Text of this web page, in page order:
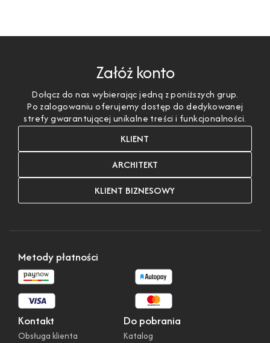
Załóż konto
Dołącz do nas wybierając jedną z poniższych grup.
Po zalogowaniu oferujemy dostęp do dedykowanej
strefy gwarantującej unikalne treści i funkcjonalności.
KLIENT
ARCHITEKT
KLIENT BIZNESOWY
Kontakt
Obsługa klienta
Do pobrania
Katalog
Metody płatności